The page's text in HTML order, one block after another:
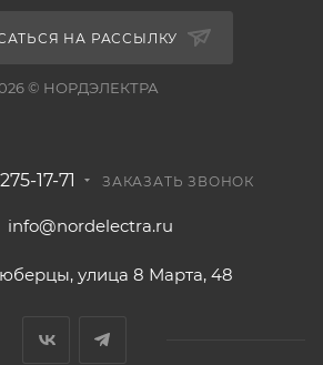
НА РАССЫЛКУ
© НОРДЭЛЕКТРА
17-71 ЗАКАЗАТЬ ЗВОНОК
info@nordelectra.ru
улица 8 Марта, 48